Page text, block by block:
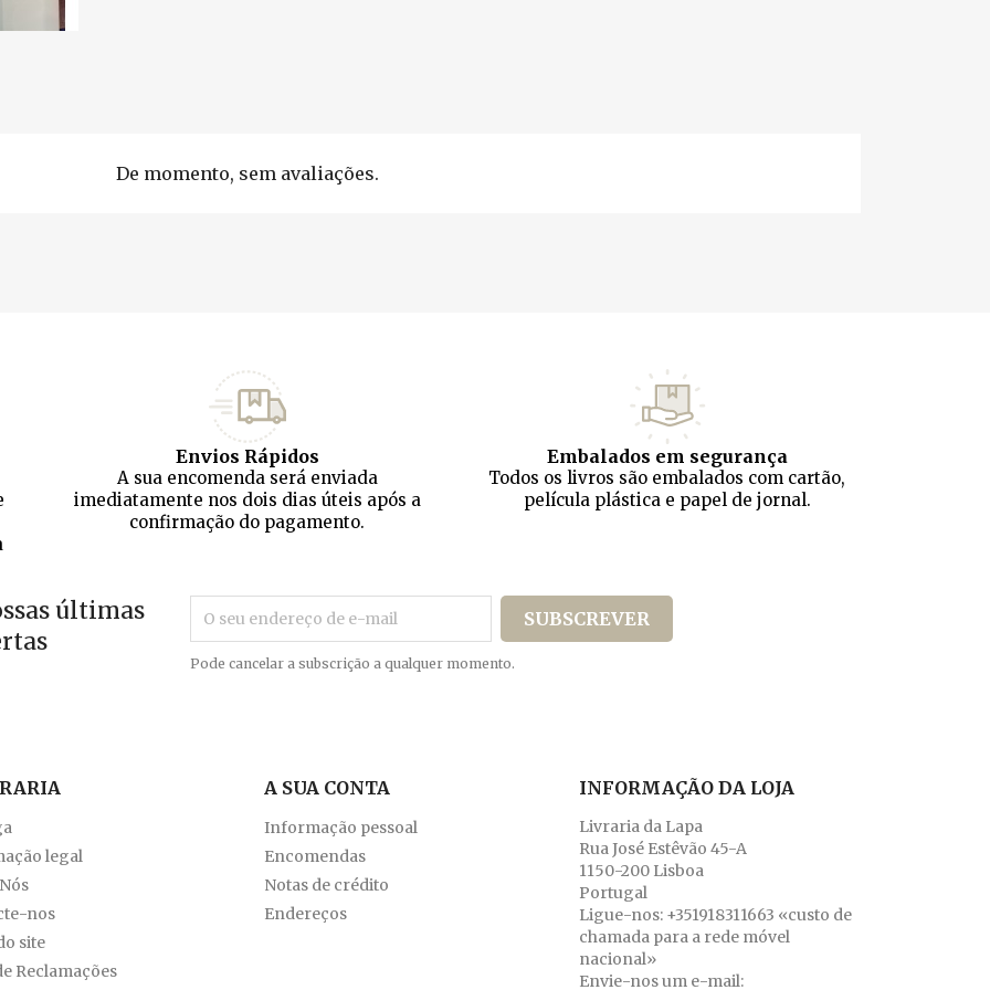
De momento, sem avaliações.
Envios Rápidos
A sua encomenda será enviada
imediatamente nos dois dias úteis após a
confirmação do pagamento.
Embalados em segurança
Todos os livros são embalados com cartão,
película plástica e papel de jornal.
últimas
Pode cancelar a subscrição a qualquer momento.
legal
nos
site
Reclamações
A SUA CONTA
Informação pessoal
Encomendas
Notas de crédito
Endereços
INFORMAÇÃO DA LOJA
Livraria da Lapa
Rua José Estêvão 45-A
1150-200 Lisboa
Portugal
Ligue-nos: +351918311663 «custo de
chamada para a rede móvel
nacional»
Envie-nos um e-mail: